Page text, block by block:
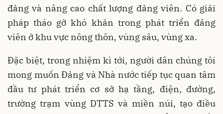
đảng và nâng cao chất lượng đảng viên. Có giải
pháp tháo gỡ khó khăn trong phát triển đảng
viên ở khu vực nông thôn, vùng sâu, vùng xa.
Đặc biệt, trong nhiệm kì tới, người dân chúng tôi
mong muốn Đảng và Nhà nước tiếp tục quan tâm
đầu tư phát triển cơ sở hạ tầng, điện, đường,
trường trạm vùng DTTS và miền núi, tạo điều